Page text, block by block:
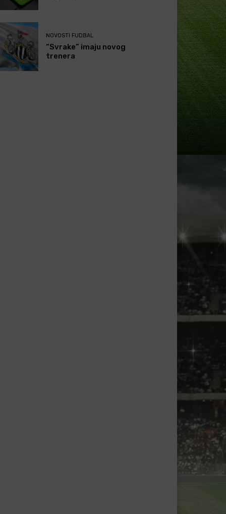
NOVOSTI FUDBAL
“Svrake” imaju novog
trenera